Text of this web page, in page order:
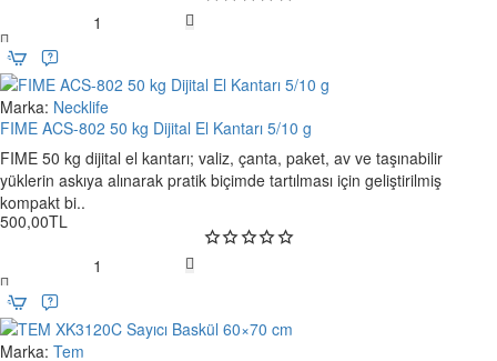
Hangi film ve poşetlerle uyumludur?
PE, PP, PVC başta olmak üzere bileşik ve alüminyum plastik
laminasyonlu poşetlerle çalışır. En iyi sonuç için film tipine uygun ısı
seviyesi seçilmelidir.
80 cm çene hangi durumlarda avantaj sağlar?
Geniş ağızlı poşetlerin tek seferde kapatılmasını sağlar. Büyük hacimli
ürünlerde işlem hızını artırır, hatayı azaltır ve kaynak hattını düz tutar.
Isı ayarını nasıl yapmalıyım?
Paneldeki 8 kademeden, film kalınlığı ve tipine göre kademeli
denemeler yaparak optimum noktayı bulun. Amaç, yanık izine yol
açmadan sızdırmaz bir kaynak hattıdır.
3 mm kaynak genişliği hangi avantajı sağlar?
Necklife
ADS
300
kg
Mini
Kantarı
100
g
Marka: Necklife
FIME ACS-802 50 kg Dijital El Kantarı 5/10 g
FIME 50 kg dijital el kantarı; valiz, çanta, paket, av ve taşınabilir
yüklerin askıya alınarak pratik biçimde tartılması için geliştirilmiş
kompakt bi..
500,00TL
FIME
ACS-
802
50
Marka: Tem